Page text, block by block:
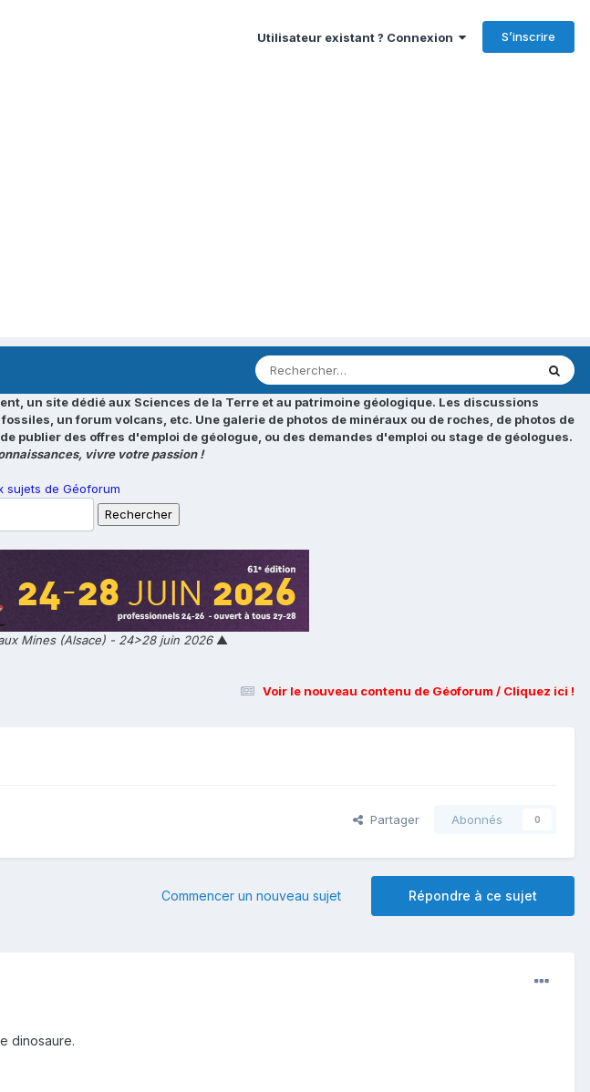
Utilisateur existant ? Connexion S’inscrire
un site dédié aux Sciences de la Terre et au patrimoine géologique. Les discussions
un forum volcans, etc. Une galerie de photos de minéraux ou de roches, de photos de
publier des offres d'emploi de géologue, ou des demandes d'emploi ou stage de géologues.
vivre votre passion !
sujets de Géoforum
Mines (Alsace) - 24>28 juin 2026▲
Voir le nouveau contenu de Géoforum / Cliquez ici !
Partager Abonnés 0
Répondre à ce sujet
Commencer un nouveau sujet
dinosaure.